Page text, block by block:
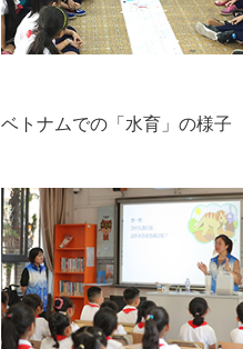
ベトナムでの「水育」の様子